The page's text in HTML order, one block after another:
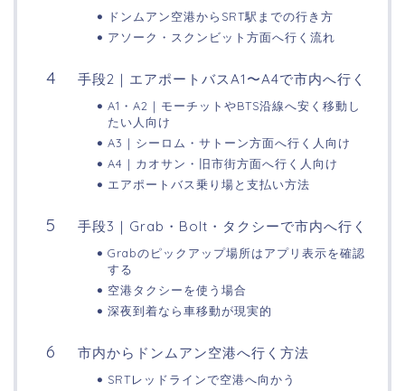
ドンムアン空港からSRT駅までの行き方
アソーク・スクンビット方面へ行く流れ
手段2｜エアポートバスA1〜A4で市内へ行く
A1・A2｜モーチットやBTS沿線へ安く移動し
たい人向け
A3｜シーロム・サトーン方面へ行く人向け
A4｜カオサン・旧市街方面へ行く人向け
エアポートバス乗り場と支払い方法
手段3｜Grab・Bolt・タクシーで市内へ行く
Grabのピックアップ場所はアプリ表示を確認
する
空港タクシーを使う場合
深夜到着なら車移動が現実的
市内からドンムアン空港へ行く方法
SRTレッドラインで空港へ向かう